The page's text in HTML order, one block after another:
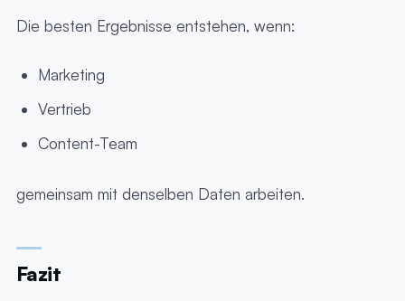
Die besten Ergebnisse entstehen, wenn:
Marketing
Vertrieb
Content-Team
gemeinsam mit denselben Daten arbeiten.
Fazit